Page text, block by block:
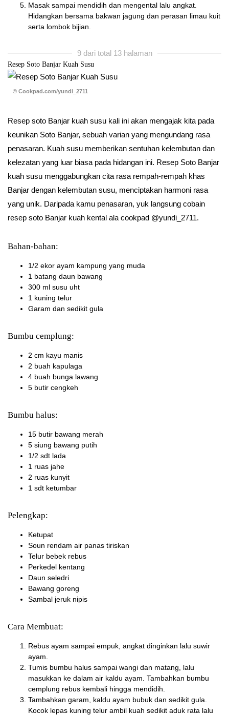
Masak sampai mendidih dan mengental lalu angkat.
Hidangkan bersama bakwan jagung dan perasan limau kuit
serta lombok bijian.
9 dari total 13 halaman
Resep Soto Banjar Kuah Susu
© Cookpad.com/yundi_2711
Resep soto Banjar kuah susu kali ini akan mengajak kita pada
keunikan Soto Banjar, sebuah varian yang mengundang rasa
penasaran. Kuah susu memberikan sentuhan kelembutan dan
kelezatan yang luar biasa pada hidangan ini. Resep Soto Banjar
kuah susu menggabungkan cita rasa rempah-rempah khas
Banjar dengan kelembutan susu, menciptakan harmoni rasa
yang unik. Daripada kamu penasaran, yuk langsung cobain
resep soto Banjar kuah kental ala cookpad @yundi_2711.
Bahan-bahan:
1/2 ekor ayam kampung yang muda
1 batang daun bawang
300 ml susu uht
1 kuning telur
Garam dan sedikit gula
Bumbu cemplung:
2 cm kayu manis
2 buah kapulaga
4 buah bunga lawang
5 butir cengkeh
Bumbu halus:
15 butir bawang merah
5 siung bawang putih
1/2 sdt lada
1 ruas jahe
2 ruas kunyit
1 sdt ketumbar
Pelengkap:
Ketupat
Soun rendam air panas tiriskan
Telur bebek rebus
Perkedel kentang
Daun seledri
Bawang goreng
Sambal jeruk nipis
Cara Membuat:
Rebus ayam sampai empuk, angkat dinginkan lalu suwir
ayam.
Tumis bumbu halus sampai wangi dan matang, lalu
masukkan ke dalam air kaldu ayam. Tambahkan bumbu
cemplung rebus kembali hingga mendidih.
Tambahkan garam, kaldu ayam bubuk dan sedikit gula.
Kocok lepas kuning telur ambil kuah sedikit aduk rata lalu